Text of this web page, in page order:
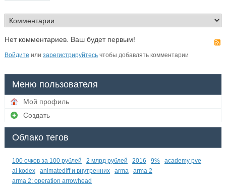
Нет комментариев. Ваш будет первым!
Войдите или зарегистрируйтесьчтобы добавлять комментарии
Меню пользователя
Мой профиль
Создать
Облако тегов
100 очков за 100 рублей 2 млрд рублей 2016 9%
academy pve
ai kodex
animatediff и внутренних arma
arma 2
arma 2: operation arrowhead